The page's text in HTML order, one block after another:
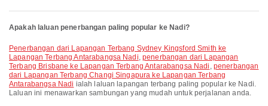
Apakah laluan penerbangan paling popular ke Nadi?
penerbangan dari Lapangan Terbang Sydney Kingsford Smith ke
Lapangan Terbang Antarabangsa Nadi,penerbangan dari Lapangan
Terbang Brisbane ke Lapangan Terbang Antarabangsa Nadi , penerbangan
dari Lapangan Terbang Changi Singapura ke Lapangan Terbang
Antarabangsa Nadi ialah laluan lapangan terbang paling popular ke Nadi.
Laluan ini menawarkan sambungan yang mudah untuk perjalanan anda.